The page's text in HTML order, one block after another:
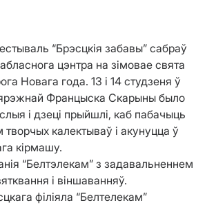
“Брэсцкія забавы” сабраў
цэнтра на зімовае свята
Новага года. 13 і 14 студзеня ў
Францыска Скарыны было
і дзеці прыйшлі, каб пабачыць
творчых калектываў і акунуцца ў
кірмашу.
“Белтэлекам” з задавальненнем
і віншаванняў.
філіяла “Белтелекам”